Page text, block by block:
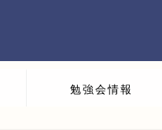
勉強会情報